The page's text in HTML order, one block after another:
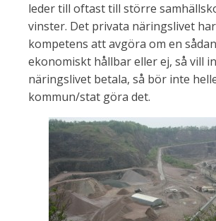
leder till oftast till större
vinster. Det privata näringslivet
kompetens att avgöra om en
ekonomiskt hållbar eller ej, så vill
näringslivet betala, så bör inte
kommun/stat göra det.